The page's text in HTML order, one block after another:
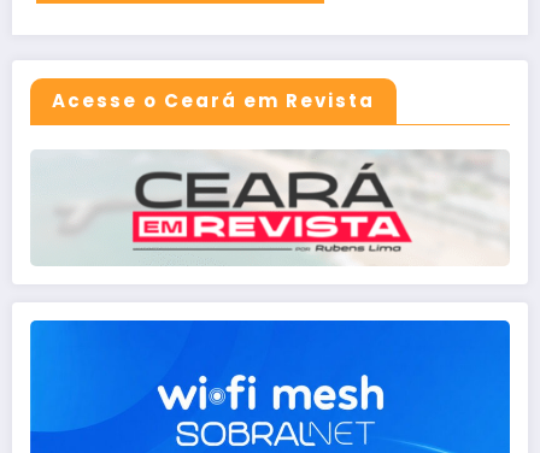
Acesse o Ceará em Revista